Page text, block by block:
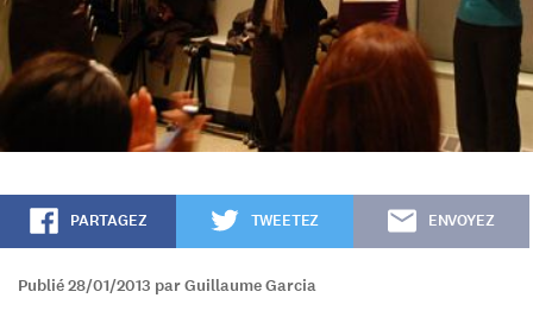
PARTAGEZ TWEETEZ ENVOYEZ
Publié 28/01/2013 par Guillaume Garcia